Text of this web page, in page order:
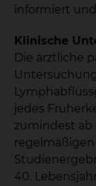
informiert
Klinische
Die ärztliche
jedes
zumindest ab
40.